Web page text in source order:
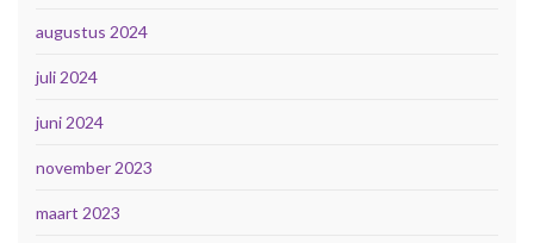
augustus 2024
juli 2024
juni 2024
november 2023
maart 2023